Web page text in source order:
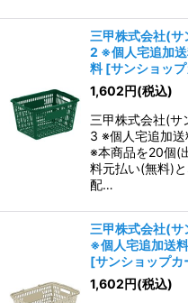
三甲株式会社(
2 ※個人宅追加
料 [サンショッ
1,602円(税込)
三甲株式会社(
3 ※個人宅追加
※本商品を20個(
料元払い(無料)
配…
三甲株式会社(
※個人宅追加送
[サンショップカ
1,602円(税込)